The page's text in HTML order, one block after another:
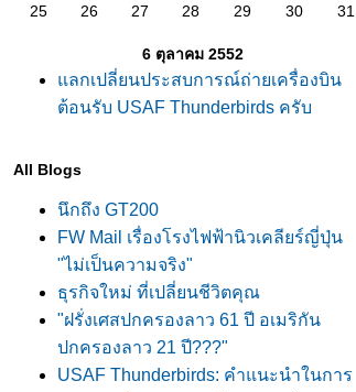
25
26 27 28 29 30 31
6 ตุลาคม 2552
ลกเปลี่ยนประสบการณ์ถ่ายเครื่องบิน
ต้อนรับ USAF Thunderbirds ครับ
All Blogs
นึกถึง GT200
FW Mail เรื่องโรงไฟฟ้านิวเคลียร์ญี่ปุ่น
"ไม่เป็นความจริง"
ธุรกิจใหม่ ที่เปลี่ยนชีวิตคุณ
"ฝรั่งเศสปกครองลาว 61 ปี อเมริกัน
ปกครองลาว 21 ปี???"
USAF Thunderbirds: คำแนะนำในการ